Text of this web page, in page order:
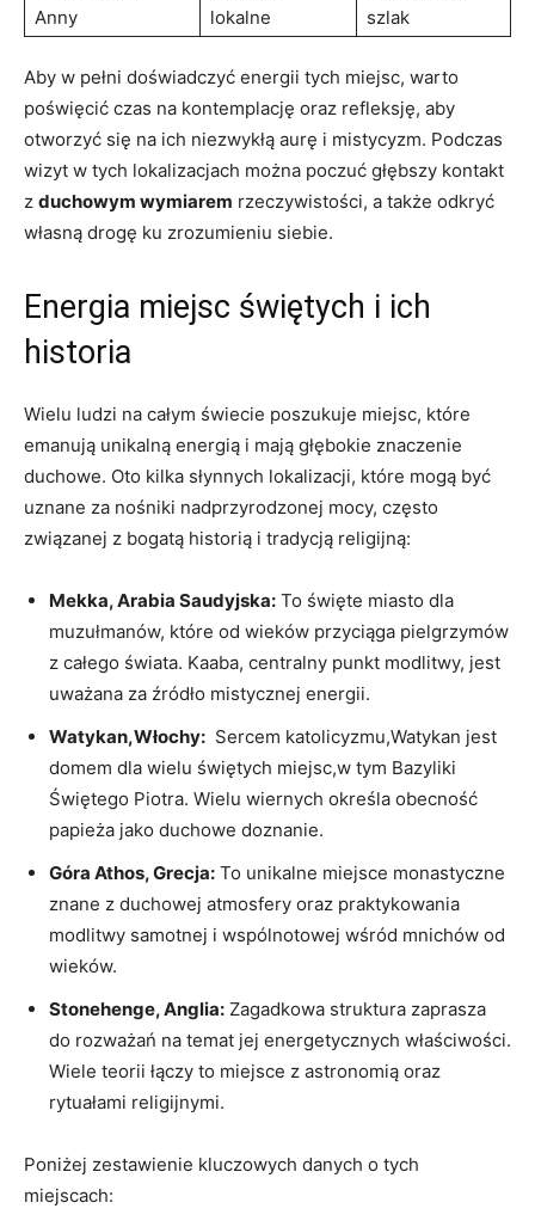
Anny
lokalne
szlak
Aby ⁢w pełni doświadczyć⁢ energii tych miejsc,⁣ warto
poświęcić czas na kontemplację oraz refleksję, aby
otworzyć​ się na ich niezwykłą‍ aurę i ⁣mistycyzm. ​Podczas⁤
wizyt‌ w tych​ lokalizacjach można poczuć głębszy kontakt
z⁤ duchowym wymiarem rzeczywistości, a także odkryć
własną drogę‍ ku zrozumieniu siebie.
Energia miejsc ‍świętych i ich⁣
historia
Wielu ludzi na całym świecie poszukuje‍ miejsc, które
emanują unikalną energią i mają głębokie znaczenie
duchowe. Oto kilka słynnych lokalizacji, które mogą być
uznane za nośniki nadprzyrodzonej mocy, często
związanej z ⁣bogatą historią i tradycją religijną:
Mekka,⁣ Arabia Saudyjska: To święte miasto dla
muzułmanów, które od wieków przyciąga pielgrzymów
z‌ całego świata. Kaaba, centralny punkt modlitwy, jest
uważana za źródło⁣ mistycznej energii.
Watykan,Włochy: ⁢ Sercem katolicyzmu,Watykan jest
domem ‌dla wielu świętych miejsc,w tym Bazyliki
Świętego Piotra. Wielu wiernych określa ‍obecność‌
papieża ⁢jako duchowe doznanie.
Góra Athos, ​Grecja: To unikalne miejsce monastyczne
znane z duchowej atmosfery oraz praktykowania
modlitwy samotnej i wspólnotowej wśród mnichów⁣ od
wieków.
Stonehenge, Anglia: Zagadkowa struktura zaprasza
do rozważań na ⁣temat jej energetycznych właściwości.
Wiele teorii łączy to⁤ miejsce z⁢ astronomią oraz
rytuałami religijnymi.
Poniżej zestawienie kluczowych danych o tych
miejscach: